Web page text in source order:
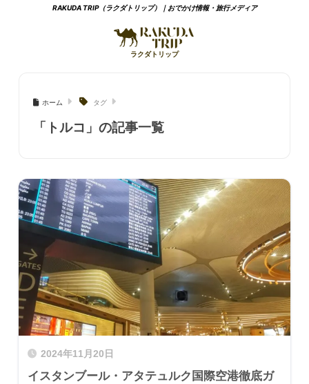
RAKUDA TRIP（ラクダトリップ）｜おでかけ情報・旅行メディア
ホーム タグ
「トルコ」の記事一覧
2024年11月20日
イスタンブール・アタテュルク国際空港徹底ガ